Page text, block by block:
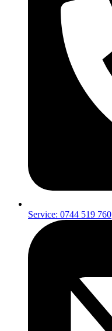
Service: 0744 519 760